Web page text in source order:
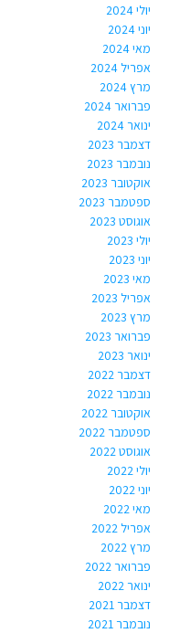
יולי 2024
יוני 2024
מאי 2024
אפריל 2024
מרץ 2024
פברואר 2024
ינואר 2024
דצמבר 2023
נובמבר 2023
אוקטובר 2023
ספטמבר 2023
אוגוסט 2023
יולי 2023
יוני 2023
מאי 2023
אפריל 2023
מרץ 2023
פברואר 2023
ינואר 2023
דצמבר 2022
נובמבר 2022
אוקטובר 2022
ספטמבר 2022
אוגוסט 2022
יולי 2022
יוני 2022
מאי 2022
אפריל 2022
מרץ 2022
פברואר 2022
ינואר 2022
דצמבר 2021
נובמבר 2021